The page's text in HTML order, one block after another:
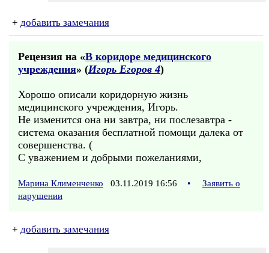
+ добавить замечания
Рецензия на «В коридоре медицинского
учреждения» (Игорь Егоров 4)
Хорошо описали коридорную жизнь
медицинского учреждения, Игорь.
Не изменится она ни завтра, ни послезавтра -
система оказания бесплатной помощи далека от
совершенства. (
С уважением и добрыми пожеланиями,
Марина Клименченко 03.11.2019 16:56 •
Заявить о
нарушении
+ добавить замечания